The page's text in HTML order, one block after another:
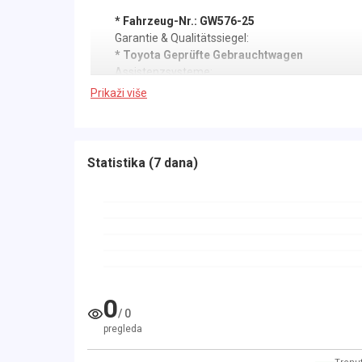
* Fahrzeug-Nr.: GW576-25
Garantie & Qualitätssiegel:
* Toyota Geprüfte Gebrauchtwagen
Assistenzsysteme:
* Regensensor
* Spurassistent
* Fernlichtassistent
* LED Tagfahrlicht
* Heimleuchtautomatik
Prikaži više
Statistika (7 dana)
0/ 0
pregleda